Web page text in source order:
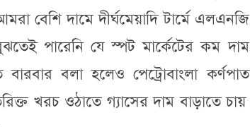
বেশি দামে দীর্ঘমেয়াদি টার্মে এলএনজি
পারেনি যে স্পট মার্কেটের কম দাম
বারবার বলা হলেও পেট্রোবাংলা কর্ণপাত
খরচ ওঠাতে গ্যাসের দাম বাড়াতে চায়।